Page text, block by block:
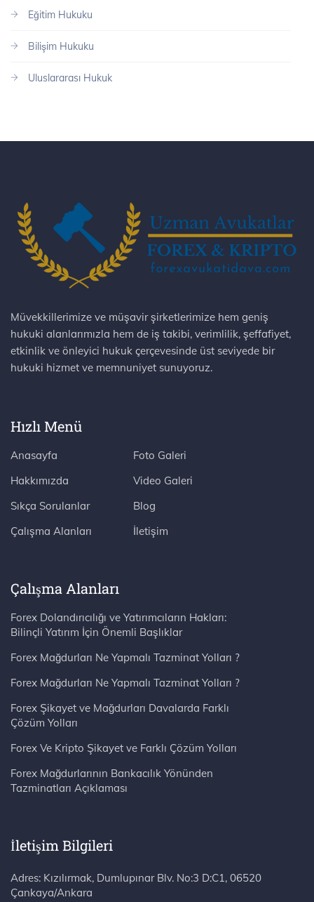
Eğitim Hukuku
Bilişim Hukuku
Uluslararası Hukuk
Müvekkillerimize ve müşavir şirketlerimize hem geniş
hukuki alanlarımızla hem de iş takibi, verimlilik, şeffafiyet,
etkinlik ve önleyici hukuk çerçevesinde üst seviyede bir
hukuki hizmet ve memnuniyet sunuyoruz.
Hızlı Menü
Anasayfa
Hakkımızda
Sıkça Sorulanlar
Çalışma Alanları
Foto Galeri
Video Galeri
Blog
İletişim
Çalışma Alanları
Forex Dolandırıcılığı ve Yatırımcıların Hakları:
Bilinçli Yatırım İçin Önemli Başlıklar
Forex Mağdurları Ne Yapmalı Tazminat Yolları ?
Forex Mağdurları Ne Yapmalı Tazminat Yolları ?
Forex Şikayet ve Mağdurları Davalarda Farklı
Çözüm Yolları
Forex Ve Kripto Şikayet ve Farklı Çözüm Yolları
Forex Mağdurlarının Bankacılık Yönünden
Tazminatları Açıklaması
İletişim Bilgileri
Adres: Kızılırmak, Dumlupınar Blv. No:3 D:C1, 06520 Çankaya/Ankara